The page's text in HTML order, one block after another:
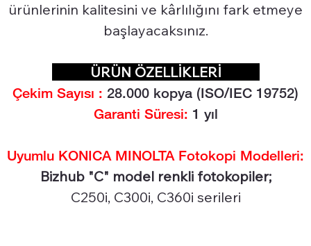
ürünlerinin kalitesini ve kârlılığını fark etmeye
başlayacaksınız.
ÜRÜN ÖZELLİKLERİ
Çekim Sayısı : 28.000 kopya (ISO/IEC 19752)
Garanti Süresi: 1 yıl
Uyumlu KONICA MINOLTA Fotokopi Modelleri:
Bizhub "C" model renkli fotokopiler;
C250i, C300i, C360i serileri